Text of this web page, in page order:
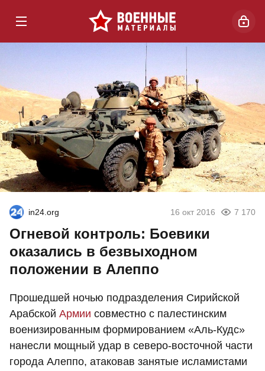
in24.org 16 окт 2016 7 170
Огневой контроль: Боевики
оказались в безвыходном
положении в Алеппо
Прошедшей ночью подразделения Сирийской
Арабской Армии совместно с палестинским
военизированным формированием «Аль-Кудс»
нанесли мощный удар в северо-восточной части
города Алеппо, атаковав занятые исламистами